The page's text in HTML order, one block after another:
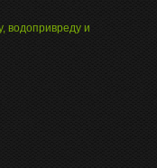
водопривреду и